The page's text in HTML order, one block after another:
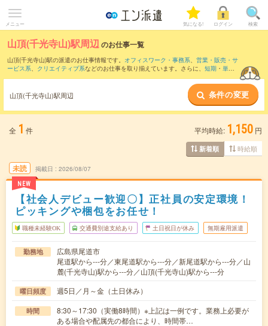
メニュー 気になる! ログイン 検索
山頂(千光寺山)駅周辺のお仕事一覧
山頂(千光寺山)駅の派遣のお仕事情報です。 オフィスワーク・事務系、 営業・販売・サ
ービス系、 クリエイティブ系などのお仕事を取り揃えています。さらに、 短期 ・ 単発
また、松永駅・三原駅・
など近隣駅のお仕事もご確認いた
だけます。
山頂(千光寺山)駅周辺 条件の変更
全 1 件 平均時給: 1,150 円
新着順 時給順
未読
NEW
掲載日 2026/08/07
【社会人デビュー歓迎〇】正社員の安定環境！
ピッキングや梱包をお任せ！
職種未経験OK 交通費別途支給あり 土日祝日が休み 無期雇用派遣
勤務地
広島県尾道市
尾道駅から---分／東尾道駅から---分／新尾道駅から---分／山
麓(千光寺山)駅から---分／山頂(千光寺山)駅から---分
曜日頻度 週5日／月～金（土日休み）
時間
8:30～17:30（実働8時間）※上記は一例です。業務上必要が
ある場合や配属先の都合により、時間帯…